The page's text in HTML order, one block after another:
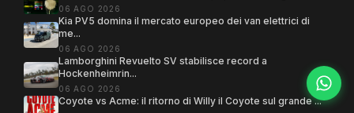
06 AGO 2026
Kia PV5 domina il mercato europeo dei van elettrici di
me...
06 AGO 2026
Lamborghini Revuelto SV stabilisce record a
Hockenheimrin...
06 AGO 2026
Coyote vs Acme: il ritorno di Willy il Coyote sul grande ...